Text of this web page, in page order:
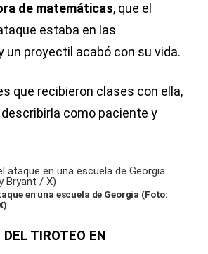
de matemáticas, que el
estaba en las
un proyectil acabó con su vida.
que recibieron clases con ella,
como paciente y
en una escuela de Georgia (Foto:
DEL TIROTEO EN